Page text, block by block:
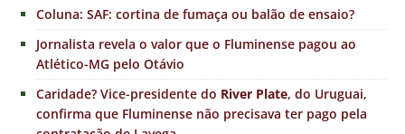
Coluna: SAF: cortina de fumaça ou balão de ensaio?
Jornalista revela o valor que o Fluminense pagou ao
Atlético-MG pelo Otávio
Caridade? Vice-presidente do River Plate, do Uruguai,
confirma que Fluminense não precisava ter pago pela